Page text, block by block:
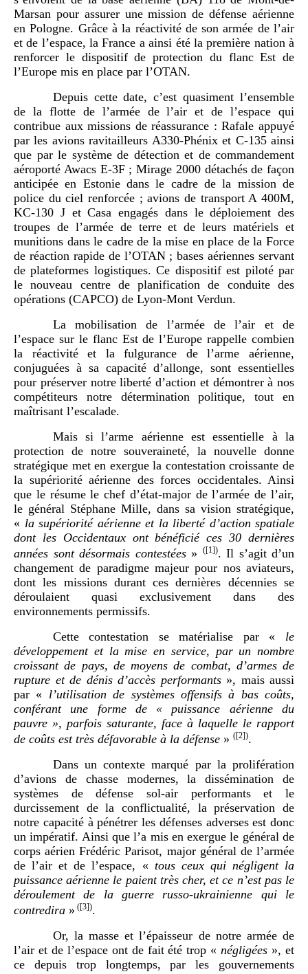
Marsan pour assurer une mission de défense aérienne
en Pologne. Grâce à la réactivité de son armée de l’air
et de l’espace, la France a ainsi été la première nation à
renforcer le dispositif de protection du flanc Est de
l’Europe mis en place par l’OTAN.
Depuis cette date, c’est quasiment l’ensemble
de la flotte de l’armée de l’air et de l’espace qui
contribue aux missions de réassurance : Rafale appuyé
par les avions ravitailleurs A330-Phénix et C-135 ainsi
que par le système de détection et de commandement
aéroporté Awacs E-3F ; Mirage 2000 détachés de façon
anticipée en Estonie dans le cadre de la mission de
police du ciel renforcée ; avions de transport A 400M,
KC-130 J et Casa engagés dans le déploiement des
troupes de l’armée de terre et de leurs matériels et
munitions dans le cadre de la mise en place de la Force
de réaction rapide de l’OTAN ; bases aériennes servant
de plateformes logistiques. Ce dispositif est piloté par
le nouveau centre de planification de conduite des
opérations (CAPCO) de Lyon-Mont Verdun.
La mobilisation de l’armée de l’air et de
l’espace sur le flanc Est de l’Europe rappelle combien
la réactivité et la fulgurance de l’arme aérienne,
conjuguées à sa capacité d’allonge, sont essentielles
pour préserver notre liberté d’action et démontrer à nos
compétiteurs notre détermination politique, tout en
maîtrisant l’escalade.
Mais si l’arme aérienne est essentielle à la
protection de notre souveraineté, la nouvelle donne
stratégique met en exergue la contestation croissante de
la supériorité aérienne des forces occidentales. Ainsi
que le résume le chef d’état-major de l’armée de l’air,
le général Stéphane Mille, dans sa vision stratégique,
« la supériorité aérienne et la liberté d’action spatiale
dont les Occidentaux ont bénéficié ces 30 dernières
années sont désormais contestées» ([1]). Il s’agit d’un
changement de paradigme majeur pour nos aviateurs,
dont les missions durant ces dernières décennies se
déroulaient quasi exclusivement dans des
environnements permissifs.
Cette contestation se matérialise par « le
développement et la mise en service, par un nombre
croissant de pays, de moyens de combat, d’armes de
rupture et de dénis d’accès performants », mais aussi
par « l’utilisation de systèmes offensifs à bas coûts,
conférant une forme de «
puissance aérienne du
pauvre », parfois saturante, face à laquelle le rapport
de coûts est très défavorable à la défense » ([2]).
Dans un contexte marqué par la prolifération
d’avions de chasse modernes, la dissémination de
systèmes de défense sol-air performants et le
durcissement de la conflictualité, la préservation de
notre capacité à pénétrer les défenses adverses est donc
un impératif. Ainsi que l’a mis en exergue le général de
corps aérien Frédéric Parisot, major général de l’armée
de l’air et de l’espace, « tous ceux qui négligent la
puissance aérienne le paient très cher, et ce n’est pas le
déroulement de la guerre russo-ukrainienne qui le
contredira » ([3]).
Or, la masse et l’épaisseur de notre armée de
l’air et de l’espace ont de fait été trop «négligées », et
ce depuis trop longtemps, par les gouvernements